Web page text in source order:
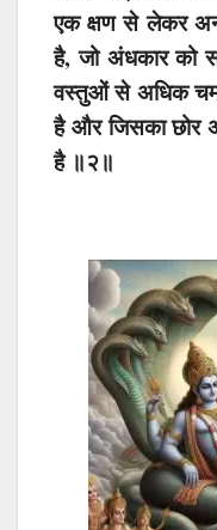
एक क्षण से लेकर
है, जो अंधकार को
वस्तुओं से अधिक
है और जिसका छोर
है ॥२॥